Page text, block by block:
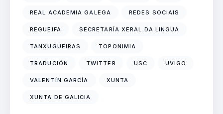
REAL ACADEMIA GALEGA REDES SOCIAIS
REGUEIFA SECRETARÍA XERAL DA LINGUA
TANXUGUEIRAS TOPONIMIA
TRADUCIÓN TWITTER USC UVIGO
VALENTÍN GARCÍA XUNTA
XUNTA DE GALICIA